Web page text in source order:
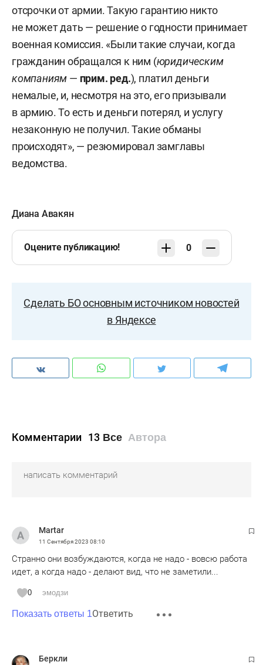
отсрочки от армии. Такую гарантию никто
не может дать — решение о годности принимает
военная комиссия. «Были такие случаи, когда
гражданин обращался к ним (юридическим
компаниям — прим. ред.), платил деньги
немалые, и, несмотря на это, его призывали
в армию. То есть и деньги потерял, и услугу
незаконную не получил. Такие обманы
происходят», — резюмировал замглавы
ведомства.
Диана Авакян
Оцените публикацию! 0
Сделать БО основным источником новостей
в Яндексе
Комментарии 13 Все Автора
Martar
11 Сентября 2023 08:10
Странно они возбуждаются, когда не надо - вовсю работа
идет, а когда надо - делают вид, что не заметили...
0 эмодзи
Показать ответы 1Ответить
Беркли